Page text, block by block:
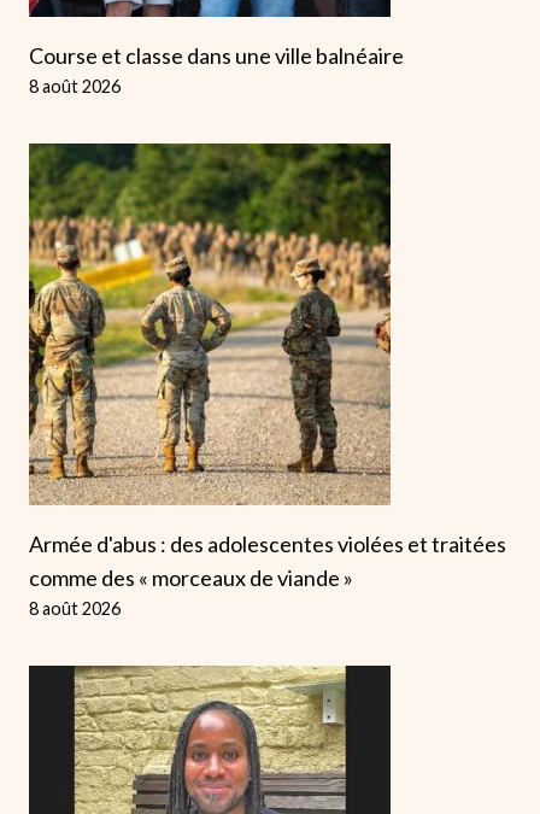
Course et classe dans une ville balnéaire
8 août 2026
Armée d'abus : des adolescentes violées et traitées
comme des « morceaux de viande »
8 août 2026